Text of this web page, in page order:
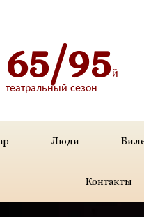
65/95й
театральный сезон
Люди
Контакты